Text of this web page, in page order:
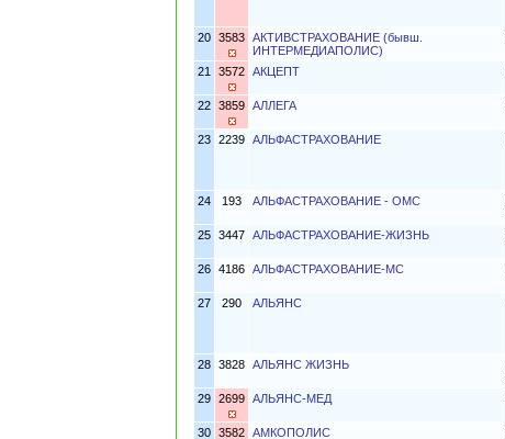
20 3583 АКТИВСТРАХОВАНИЕ (бывш.
ИНТЕРМЕДИАПОЛИС)
21 3572 АКЦЕПТ
22 3859 АЛЛЕГА
23 2239 АЛЬФАСТРАХОВАНИЕ
24 193 АЛЬФАСТРАХОВАНИЕ - ОМС
25 3447 АЛЬФАСТРАХОВАНИЕ-ЖИЗНЬ
26 4186 АЛЬФАСТРАХОВАНИЕ-МС
27 290 АЛЬЯНС
28 3828 АЛЬЯНС ЖИЗНЬ
29 2699 АЛЬЯНС-МЕД
30 3582 АМКОПОЛИС